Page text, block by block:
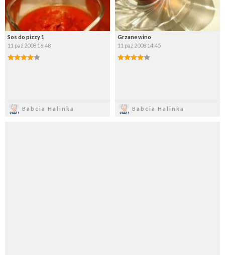
Sos do pizzy 1
11 paź 2008 16:48
Babcia Halinka
Grzane wino
11 paź 2008 14:45
Babcia Halinka